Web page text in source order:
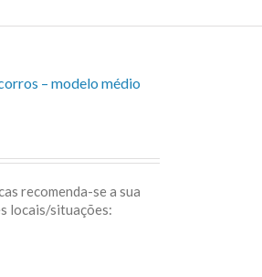
– modelo médio
recomenda-se a sua
locais/situações: